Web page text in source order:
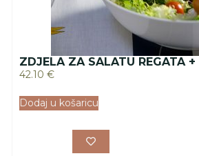
ZDJELA ZA SALATU REGATA +
42.10 €
Dodaj u košaricu